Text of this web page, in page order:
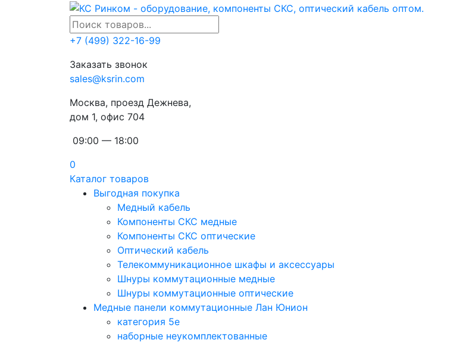
+7 (499) 322-16-99
Заказать звонок
sales@ksrin.com
Москва, проезд Дежнева,
дом 1, офис 704
09:00 — 18:00
0
Каталог товаров
Выгодная покупка
Медный кабель
Компоненты СКС медные
Компоненты СКС оптические
Оптический кабель
Телекоммуникационное шкафы и аксессуары
Шнуры коммутационные медные
Шнуры коммутационные оптические
Медные панели коммутационные Лан Юнион
категория 5e
наборные неукомплектованные